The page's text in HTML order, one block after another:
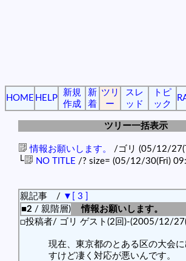
HOME HELP
新規
作成
新
着
ツリ
ー
スレ
ッド
トピ
ック
ツリー一括表示
情報お願いします。 /ゴリ (05/12/
└ NO TITLE /? size= (05/12/30(Fri)
親記事 / ▼[ 3 ]
■2 / 親階層)
情報お願いします。
□投稿者/ ゴリ ゲスト(2回)-(2005/12/
現在、東京都のとある区の大会
すけど凄く対応が悪いんです。